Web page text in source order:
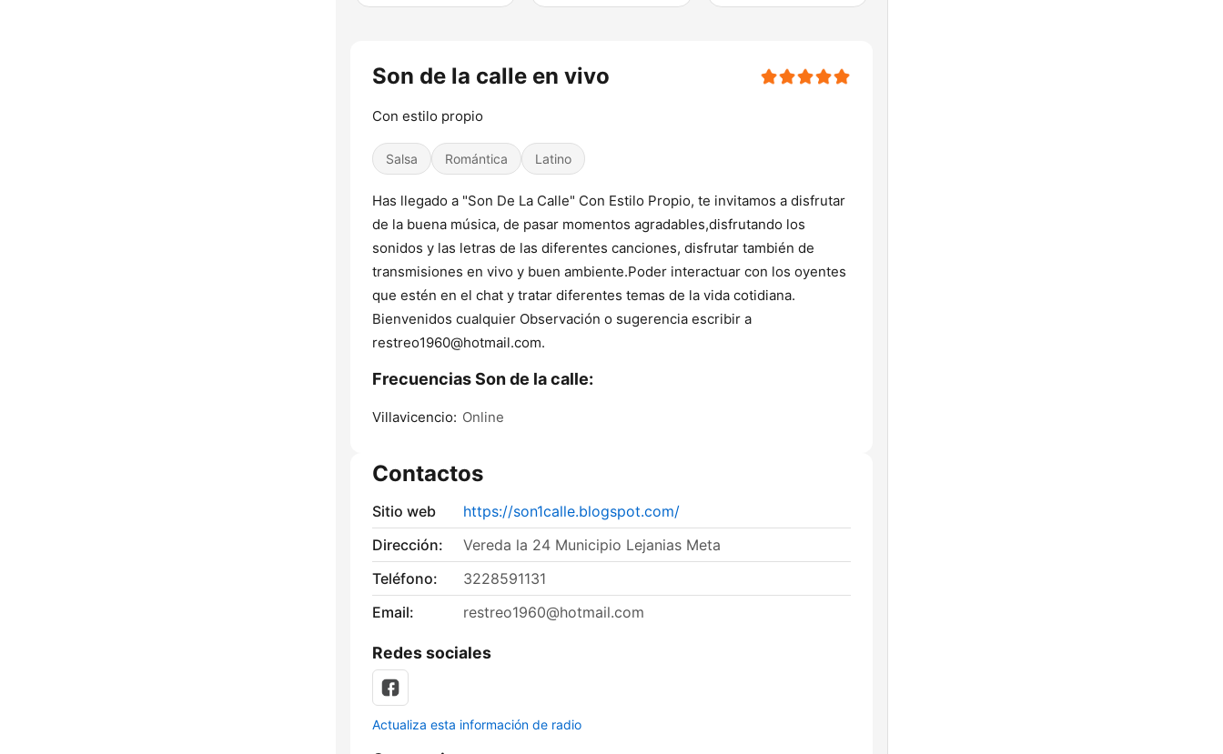
Son de la calle en vivo
Con estilo propio
Salsa Romántica Latino
Has llegado a "Son De La Calle" Con Estilo Propio, te invitamos a disfrutar
de la buena música, de pasar momentos agradables,disfrutando los
sonidos y las letras de las diferentes canciones, disfrutar también de
transmisiones en vivo y buen ambiente.Poder interactuar con los oyentes
que estén en el chat y tratar diferentes temas de la vida cotidiana.
Bienvenidos cualquier Observación o sugerencia escribir a
restreo1960@hotmail.com.
Frecuencias Son de la calle:
Villavicencio: Online
Contactos
Sitio web
https://son1calle.blogspot.com/
Dirección:
Vereda la 24 Municipio Lejanias Meta
Teléfono:
3228591131
Email:
restreo1960@hotmail.com
Redes sociales
Actualiza esta información de radio